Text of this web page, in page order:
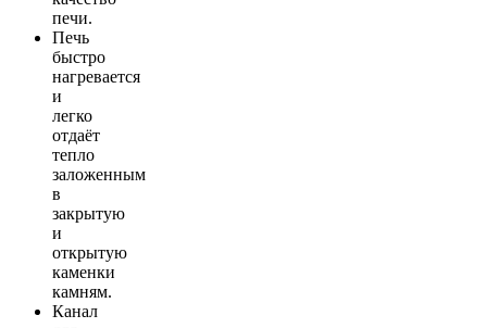
печи.
Печь
быстро
нагревается
и
легко
отдаёт
тепло
заложенным
в
закрытую
и
открытую
каменки
камням.
Канал